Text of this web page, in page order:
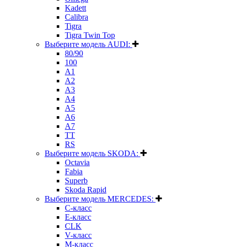
Kadett
Calibra
Tigra
Tigra Twin Top
Выберите модель AUDI:
80/90
100
A1
A2
A3
A4
A5
A6
A7
TT
RS
Выберите модель SKODA:
Octavia
Fabia
Superb
Skoda Rapid
Выберите модель MERCEDES:
C-класс
E-класс
CLK
V-класс
M-класс